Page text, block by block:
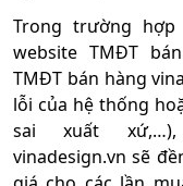
Trong trường
website TMĐT
TMĐT bán hàng
lỗi của hệ thống
sai xuất
vinadesign.vn sẽ